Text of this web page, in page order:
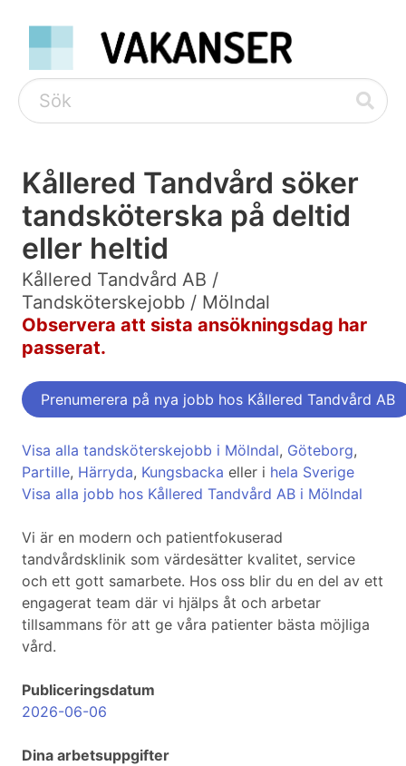
Kållered Tandvård söker
tandsköterska på deltid
eller heltid
Kållered Tandvård AB /
Tandsköterskejobb / Mölndal
Observera att sista ansökningsdag har
passerat.
Prenumerera på nya jobb hos Kållered Tandvård AB
Visa alla tandsköterskejobb i Mölndal, Göteborg,
Partille, Härryda, Kungsbacka eller i hela Sverige
Visa alla jobb hos Kållered Tandvård AB i Mölndal
Vi är en modern och patientfokuserad
tandvårdsklinik som värdesätter kvalitet, service
och ett gott samarbete. Hos oss blir du en del av ett
engagerat team där vi hjälps åt och arbetar
tillsammans för att ge våra patienter bästa möjliga
vård.
Publiceringsdatum
2026-06-06
Dina arbetsuppgifter